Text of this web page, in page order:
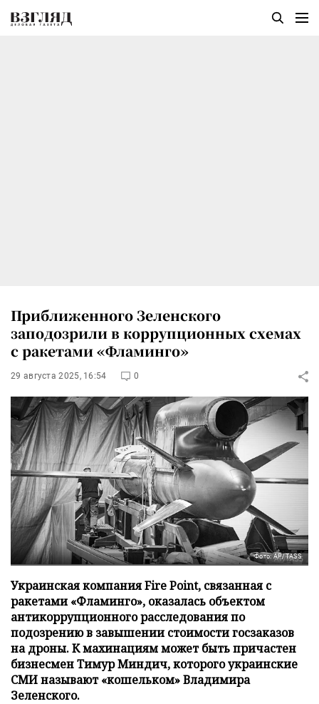
Приближенного Зеленского
заподозрили в коррупционных схемах
с ракетами «Фламинго»
29 августа 2025, 16:54 0
Фото: AP/TASS
Украинская компания Fire Point, связанная с
ракетами «Фламинго», оказалась объектом
антикоррупционного расследования по
подозрению в завышении стоимости госзаказов
на дроны. К махинациям может быть причастен
бизнесмен Тимур Миндич, которого украинские
СМИ называют «кошельком» Владимира
Зеленского.